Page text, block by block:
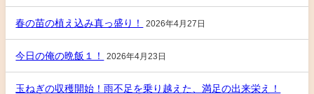
春の苗の植え込み真っ盛り！ 2026年4月27日
今日の俺の晩飯１！ 2026年4月23日
玉ねぎの収穫開始！雨不足を乗り越えた、満足の出来栄え！